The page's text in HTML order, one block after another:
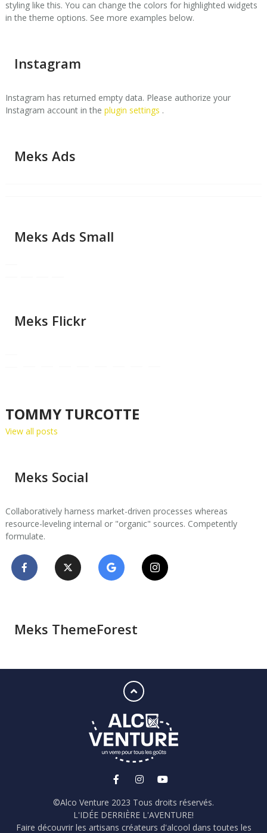
styling like this. You can change the colors for highlighted widgets
in the theme options. See more examples below.
Instagram
Instagram has returned empty data. Please authorize your
Instagram account in the plugin settings .
Meks Ads
Meks Ads Small
Meks Flickr
TOMMY TURCOTTE
View all posts
Meks Social
Collaboratively harness market-driven processes whereas
resource-leveling internal or "organic" sources. Competently
formulate.
Meks ThemeForest
©Alco Venture 2023 Tous droits réservés.
L'IDÉE DERRIÈRE L'AVENTURE!
Faire découvrir les artisans créateurs d'alcool dans toutes les